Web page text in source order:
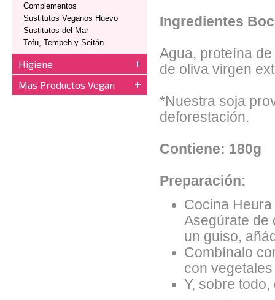
Complementos
Sustitutos Veganos Huevo
Sustitutos del Mar
Tofu, Tempeh y Seitán
Higiene
Mas Productos Vegan
Ingredientes
Agua, proteína
de oliva virgen
*Nuestra soja
deforestación.
Contiene: 180g
Preparación:
Cocina
Asegúrate de
un guiso,
Combínalo
con
Y, sobre